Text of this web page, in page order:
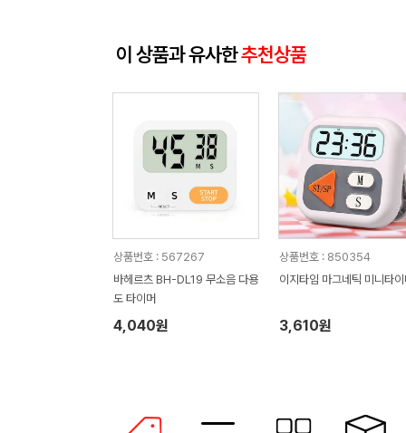
이 상품과 유사한추천상품
상품번호 : 567267
바헤르츠 BH-DL19 무소음 다용
도 타이머
4,040원
상품번호 : 850354
이지타임 마그네틱 미니타이
3,610원